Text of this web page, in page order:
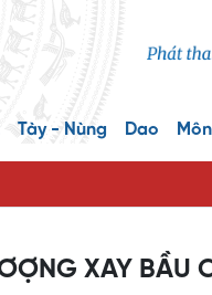
Tày - Nùng Dao
XAY BẦU